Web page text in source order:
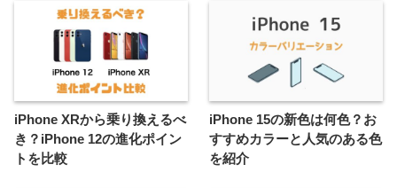
iPhone XRから乗り換えるべ
き？iPhone 12の進化ポイン
トを比較
iPhone 15の新色は何色？お
すすめカラーと人気のある色
を紹介